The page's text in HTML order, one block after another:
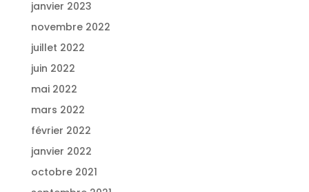
janvier 2023
novembre 2022
juillet 2022
juin 2022
mai 2022
mars 2022
février 2022
janvier 2022
octobre 2021